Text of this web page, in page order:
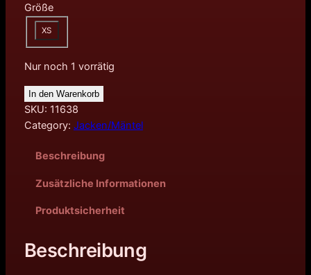
Größe
XS
Nur noch 1 vorrätig
In den Warenkorb
SKU: 11638
Category: Jacken/Mäntel
Beschreibung
Zusätzliche Informationen
Produktsicherheit
Beschreibung